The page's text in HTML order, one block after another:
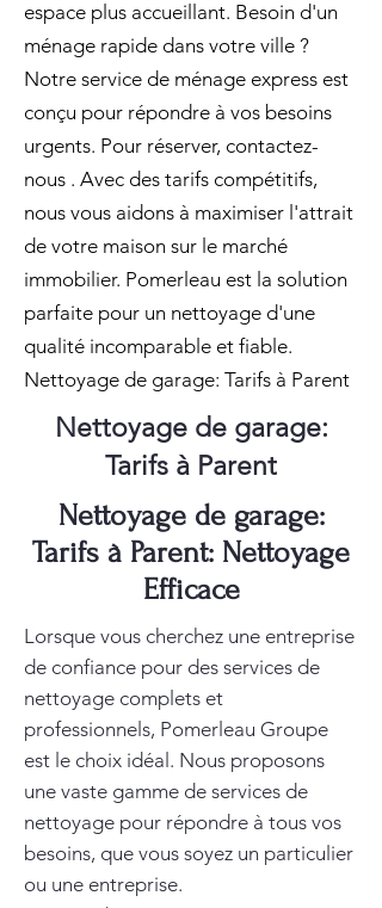
espace plus accueillant. Besoin d'un
ménage rapide dans votre ville ?
Notre service de ménage express est
conçu pour répondre à vos besoins
urgents. Pour réserver, contactez-
nous . Avec des tarifs compétitifs,
nous vous aidons à maximiser l'attrait
de votre maison sur le marché
immobilier. Pomerleau est la solution
parfaite pour un nettoyage d'une
qualité incomparable et fiable.
Nettoyage de garage: Tarifs à Parent
Nettoyage de garage:
Tarifs à Parent
Nettoyage de garage:
Tarifs à Parent: Nettoyage
Efficace
Lorsque vous cherchez une entreprise
de confiance pour des services de
nettoyage complets et
professionnels, Pomerleau Groupe
est le choix idéal. Nous proposons
une vaste gamme de services de
nettoyage pour répondre à tous vos
besoins, que vous soyez un particulier
ou une entreprise.